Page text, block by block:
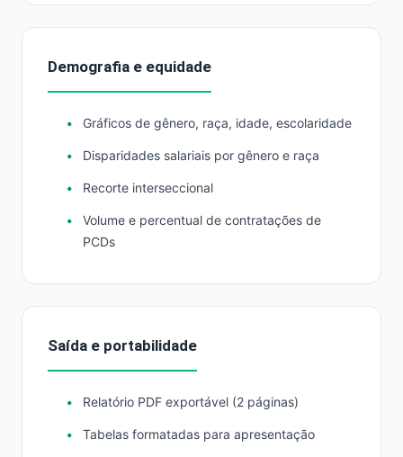
Demografia e equidade
Gráficos de gênero, raça, idade, escolaridade
Disparidades salariais por gênero e raça
Recorte interseccional
Volume e percentual de contratações de
PCDs
Saída e portabilidade
Relatório PDF exportável (2 páginas)
Tabelas formatadas para apresentação